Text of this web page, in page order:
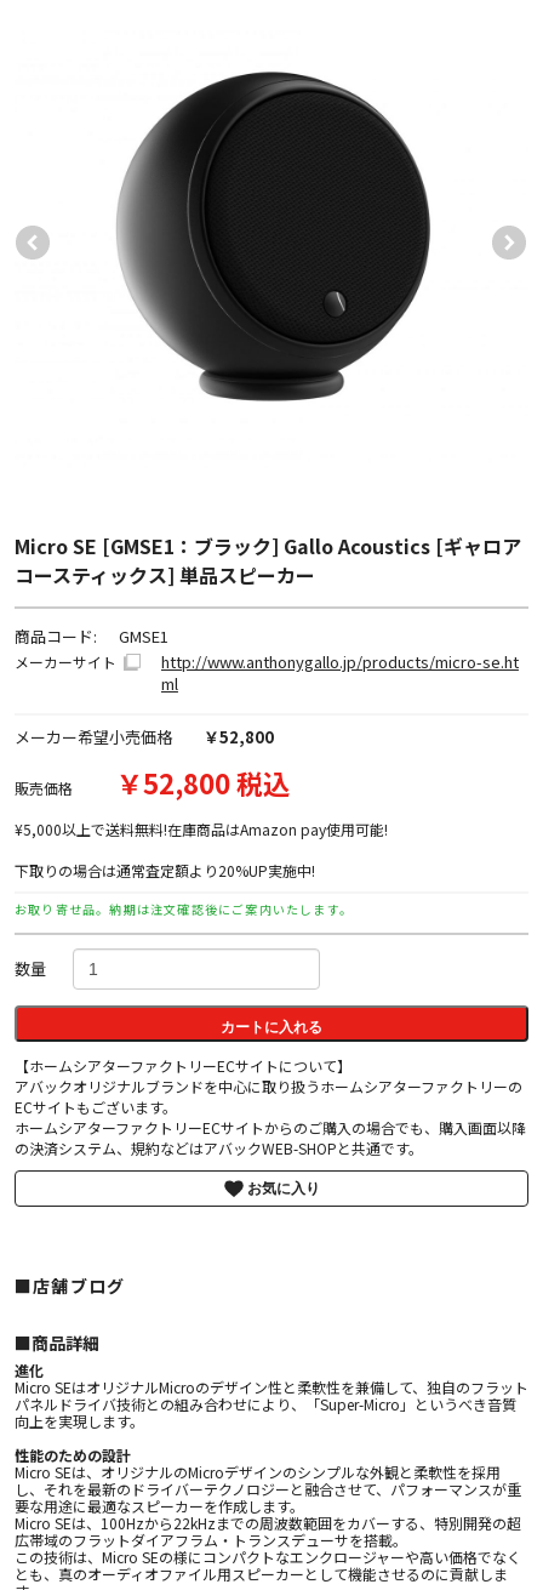
Micro SE [GMSE1：ブラック] Gallo Acoustics [ギャロア
コースティックス] 単品スピーカー
商品コード: GMSE1
メーカーサイト
http://www.anthonygallo.jp/products/micro-se.ht
ml
メーカー希望小売価格 ￥52,800
販売価格 ￥52,800 税込
¥5,000以上で送料無料!在庫商品はAmazon pay使用可能!
下取りの場合は通常査定額より20%UP実施中!
お取り寄せ品。納期は注文確認後にご案内いたします。
数量
カートに入れる
【ホームシアターファクトリーECサイトについて】
アバックオリジナルブランドを中心に取り扱うホームシアターファクトリーの
ECサイトもございます。
ホームシアターファクトリーECサイトからのご購入の場合でも、購入画面以降
の決済システム、規約などはアバックWEB-SHOPと共通です。
お気に入り
■店舗ブログ
■︎商品詳細
進化
Micro SEはオリジナルMicroのデザイン性と柔軟性を兼備して、独自のフラット
パネルドライバ技術との組み合わせにより、「Super-Micro」というべき音質
向上を実現します。
性能のための設計
Micro SEは、オリジナルのMicroデザインのシンプルな外観と柔軟性を採用
し、それを最新のドライバーテクノロジーと融合させて、パフォーマンスが重
要な用途に最適なスピーカーを作成します。
Micro SEは、100Hzから22kHzまでの周波数範囲をカバーする、特別開発の超
広帯域のフラットダイアフラム・トランスデューサを搭載。
この技術は、Micro SEの様にコンパクトなエンクロージャーや高い価格でなく
とも、真のオーディオファイル用スピーカーとして機能させるのに貢献しま